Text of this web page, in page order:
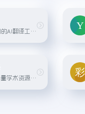
韩国NAVER公司的AI翻译工具，支持多国语言，以其准确度和易用性而知名。
依托中国知网海量学术资源，提供专业且具有学术背景的中英双语在线翻译服务。